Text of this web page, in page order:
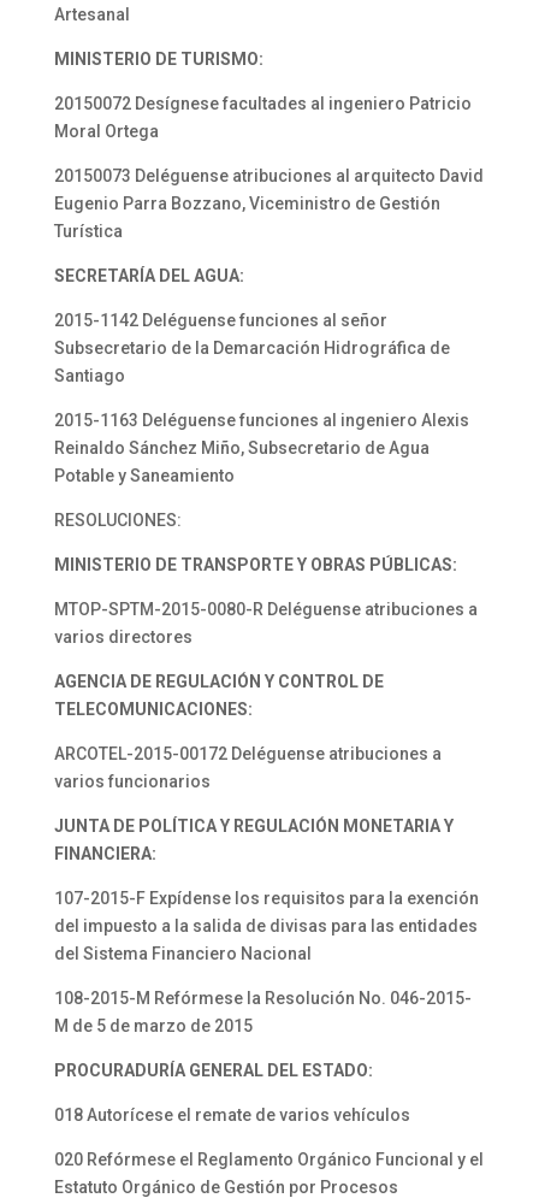
Artesanal
MINISTERIO DE TURISMO:
20150072 Desígnese facultades al ingeniero Patricio
Moral Ortega
20150073 Deléguense atribuciones al arquitecto David
Eugenio Parra Bozzano, Viceministro de Gestión
Turística
SECRETARÍA DEL AGUA:
2015-1142 Deléguense funciones al señor
Subsecretario de la Demarcación Hidrográfica de
Santiago
2015-1163 Deléguense funciones al ingeniero Alexis
Reinaldo Sánchez Miño, Subsecretario de Agua
Potable y Saneamiento
RESOLUCIONES:
MINISTERIO DE TRANSPORTEY OBRAS PÚBLICAS:
MTOP-SPTM-2015-0080-R Deléguense atribuciones a
varios directores
AGENCIA DE REGULACIÓN Y CONTROL DE
TELECOMUNICACIONES:
ARCOTEL-2015-00172 Deléguense atribuciones a
varios funcionarios
JUNTA DE POLÍTICA Y REGULACIÓN MONETARIA Y
FINANCIERA:
107-2015-F Expídense los requisitos para la exención
del impuesto a la salida de divisas para las entidades
del Sistema Financiero Nacional
108-2015-M Refórmese la Resolución No. 046-2015-
M de 5 de marzo de 2015
PROCURADURÍA GENERAL DEL ESTADO:
018 Autorícese el remate de varios vehículos
020 Refórmese el Reglamento Orgánico Funcional y el
Estatuto Orgánico de Gestión por Procesos